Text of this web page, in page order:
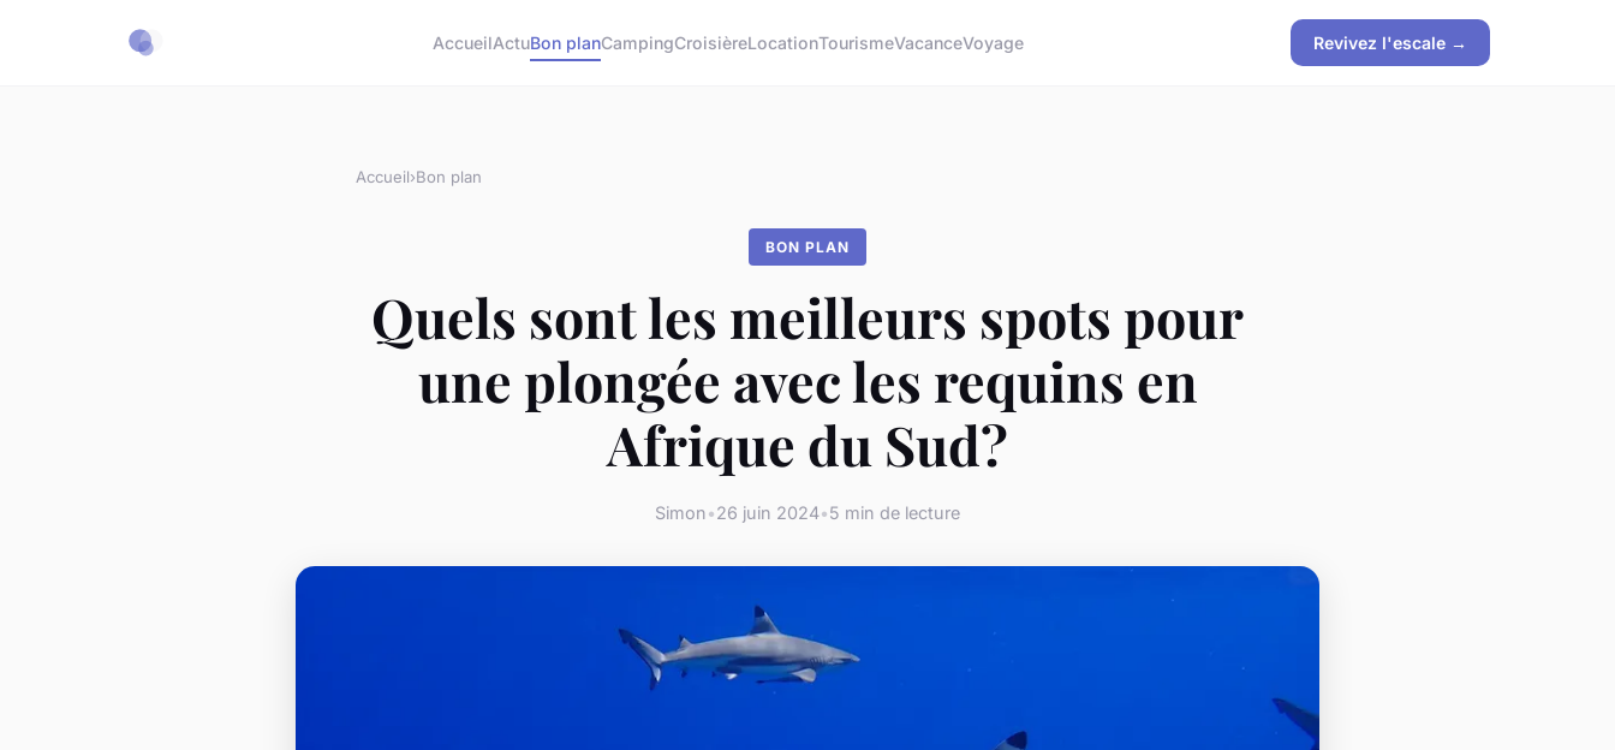
AccueilActuBon planCampingCroisièreLocationTourismeVacanceVoyage Revivez l'escale →
Accueil›Bon plan
BON PLAN
Quels sont les meilleurs spots pour
une plongée avec les requins en
Afrique du Sud?
Simon•26 juin 2024•5 min de lecture